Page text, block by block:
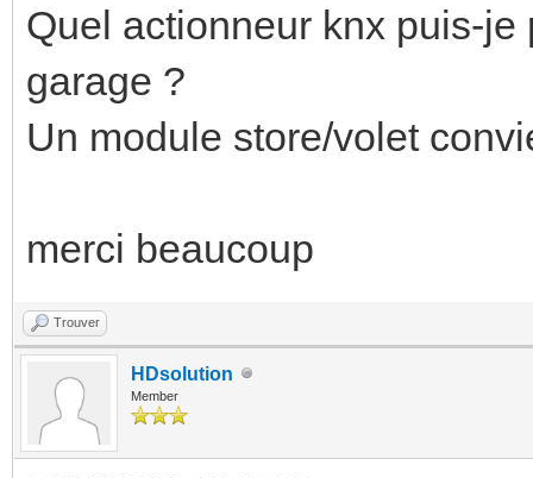
Quel actionneur knx puis-
garage ?
Un module store/volet
merci beaucoup
Trouver
HDsolution
Member